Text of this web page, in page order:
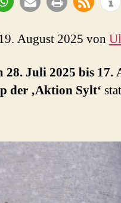
August 2025 von
28. Juli 2025 bis 17.
der ‚Aktion Sylt‘